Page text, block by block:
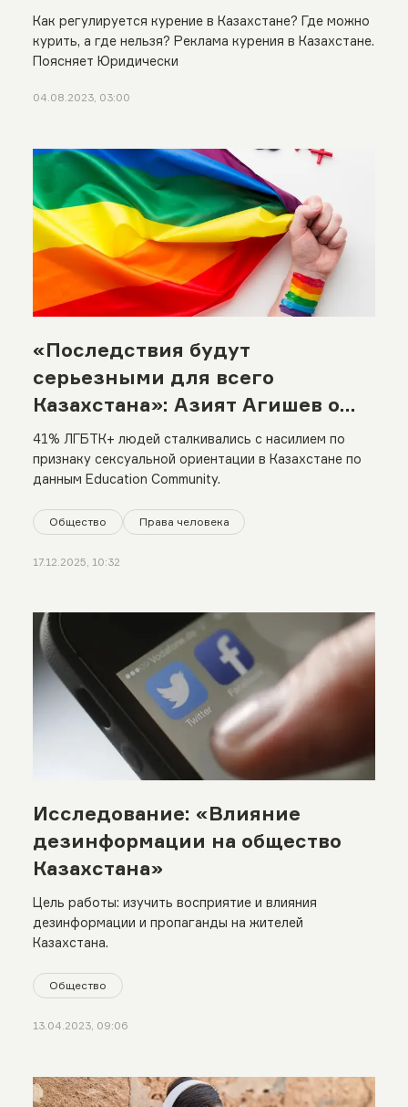
Как регулируется курение в Казахстане? Где можно
курить, а где нельзя? Реклама курения в Казахстане.
Поясняет Юридически
04.08.2023, 03:00
«Последствия будут
серьезными для всего
Казахстана»: Азият Агишев о
влиянии запрета
ЛГБТ-«пропаганды» на
общество
41% ЛГБТК+ людей сталкивались с насилием по
признаку сексуальной ориентации в Казахстане по
данным Education Community.
Общество Права человека
17.12.2025, 10:32
Исследование: «Влияние
дезинформации на общество
Казахстана»
Цель работы: изучить восприятие и влияния
дезинформации и пропаганды на жителей
Казахстана.
Общество
13.04.2023, 09:06